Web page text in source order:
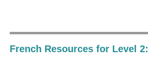
French Resources for Level 2: